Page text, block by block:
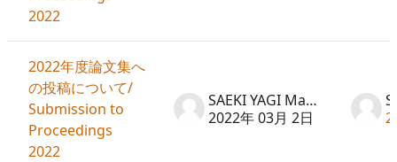
2022
2022年度論文集へ
の投稿について/
Submission to
Proceedings
2022
SAEKI YAGI Machiko
2022年 03月 2日